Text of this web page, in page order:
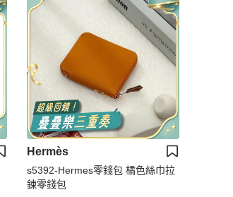
Hermès
s5392-Hermes零錢包 橘色絲巾拉
鍊零錢包